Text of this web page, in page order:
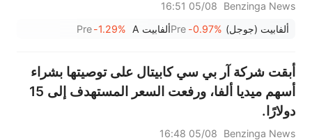
Benzinga News
05/08 16:51
ألفابيت (جوجل) -0.97%
Preألفابيت A -1.29%
Pre
أبقت شركة آر بي سي كابيتال على توصيتها بشراء
أسهم ميديا ألفا، ورفعت السعر المستهدف إلى 15
دولارًا.
Benzinga News
05/08 16:48